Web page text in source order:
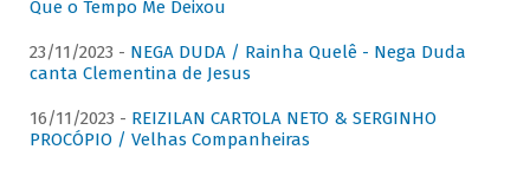
Que o Tempo Me Deixou
23/11/2023 - NEGA DUDA / Rainha Quelê - Nega Duda
canta Clementina de Jesus
16/11/2023 - REIZILAN CARTOLA NETO & SERGINHO
PROCÓPIO / Velhas Companheiras